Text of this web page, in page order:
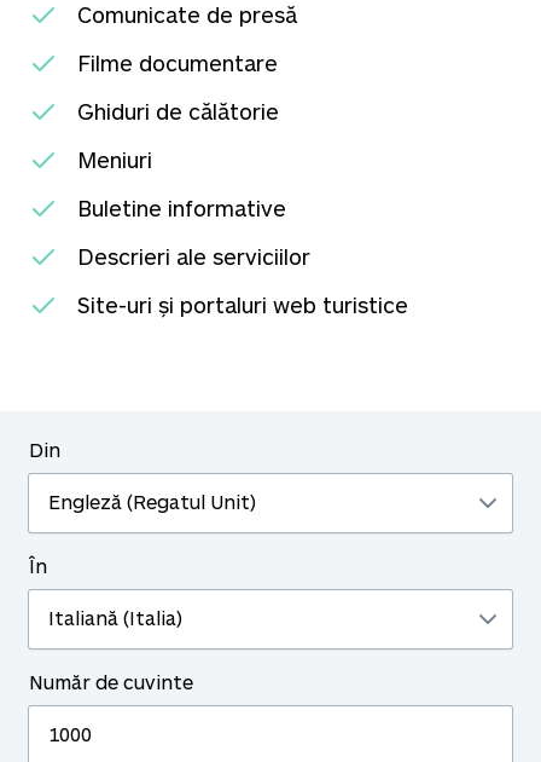
Comunicate de presă
Filme documentare
Ghiduri de călătorie
Meniuri
Buletine informative
Descrieri ale serviciilor
Site-uri și portaluri web turistice
Din
În
Număr de cuvinte